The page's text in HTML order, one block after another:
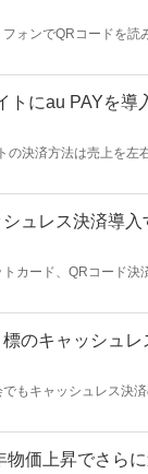
フォンでQRコードを読
様は、どれを導入すべ
トにau PAYを導
の決済方法は売上を左
もしれません。 au
シュレス決済導
トカード、QRコード
のキャッシュ
でもキャッシュレス決
成が見えてきた状況で
物価上昇でさら